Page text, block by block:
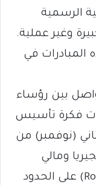
الرسمية
وغير عملية.
المبادرات في
بين رؤساء
فكرة تأسيس
(نوفمبر) من
ومالي
وفرنسا عملية “روسات” (Roussette) على الحدود